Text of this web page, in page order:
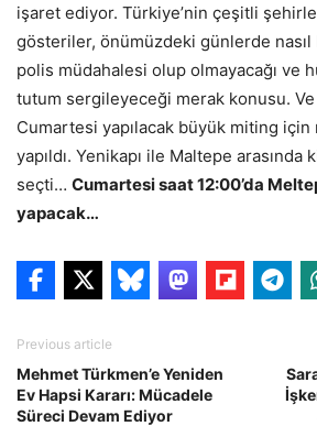
işaret ediyor. Türkiye’nin çeşitli
gösteriler, önümüzdeki günlerde
polis müdahalesi olup olmayacağı ve
tutum sergileyeceği merak konusu. Ve
Cumartesi yapılacak büyük miting için
yapıldı. Yenikapı ile Maltepe
seçti… Cumartesi saat 12:00’da
yapacak…
Previous article
Mehmet Türkmen’e Yeniden
Ev Hapsi Kararı: Mücadele
Süreci Devam Ediyor